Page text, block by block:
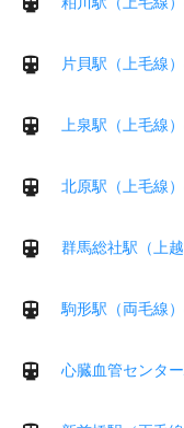
片貝駅（上毛線
上泉駅（上毛線
北原駅（上毛線
群馬総社駅（上
駒形駅（両毛線
心臓血管センタ